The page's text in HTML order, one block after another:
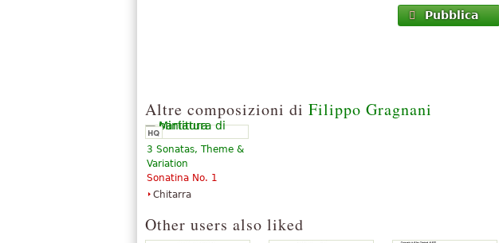
Pubblica
Altre composizioni di Filippo Gragnani
3 Sonatas, Theme &
Variation
Sonatina No. 1
Chitarra
Other users also liked